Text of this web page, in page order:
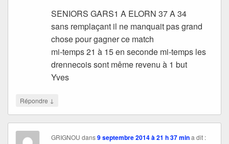
SENIORS GARS1 A ELORN 37 A 34
sans remplaçant il ne manquait pas grand
chose pour gagner ce match
mi-temps 21 à 15 en seconde mi-temps les
drennecois sont même revenu à 1 but
Yves
Répondre ↓
GRIGNOU dans9 septembre 2014 à 21 h 37 min a dit :